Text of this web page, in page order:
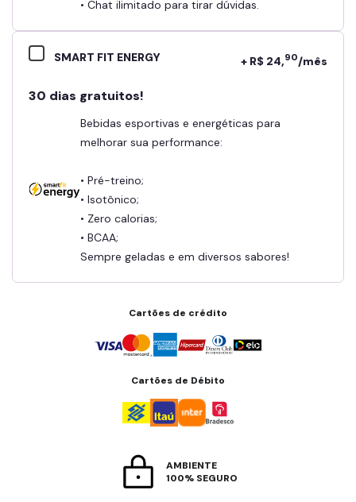
• Chat ilimitado para tirar dúvidas.
SMART FIT ENERGY + R$ 24,90/mês
30 dias gratuitos!
Bebidas esportivas e energéticas para
melhorar sua performance:
• Pré-treino;
• Isotônico;
• Zero calorias;
• BCAA;
Sempre geladas e em diversos sabores!
Cartões de crédito
Cartões de Débito
AMBIENTE
100% SEGURO